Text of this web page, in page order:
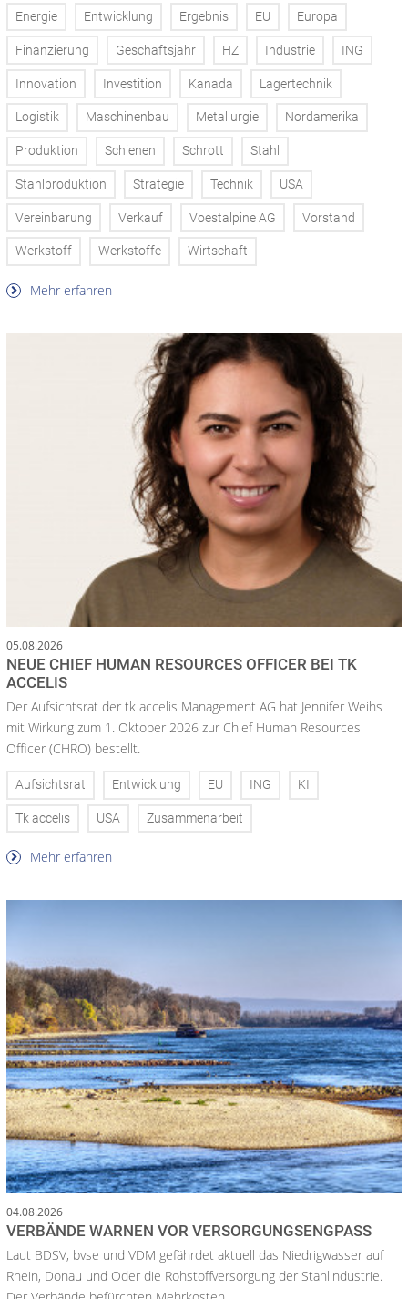
Energie Entwicklung Ergebnis EU Europa
Finanzierung Geschäftsjahr HZ Industrie ING
Innovation Investition Kanada Lagertechnik
Logistik Maschinenbau Metallurgie Nordamerika
Produktion Schienen Schrott Stahl
Stahlproduktion Strategie Technik USA
Vereinbarung Verkauf Voestalpine AG Vorstand
Werkstoff Werkstoffe Wirtschaft
Mehr erfahren
05.08.2026
NEUE CHIEF HUMAN RESOURCES OFFICER BEI TK
ACCELIS
Der Aufsichtsrat der tk accelis Management AG hat Jennifer Weihs
mit Wirkung zum 1. Oktober 2026 zur Chief Human Resources
Officer (CHRO) bestellt.
Aufsichtsrat Entwicklung EU ING KI
Tk accelis USA Zusammenarbeit
Mehr erfahren
04.08.2026
VERBÄNDE WARNEN VOR VERSORGUNGSENGPASS
Laut BDSV, bvse und VDM gefährdet aktuell das Niedrigwasser auf
Rhein, Donau und Oder die Rohstoffversorgung der Stahlindustrie.